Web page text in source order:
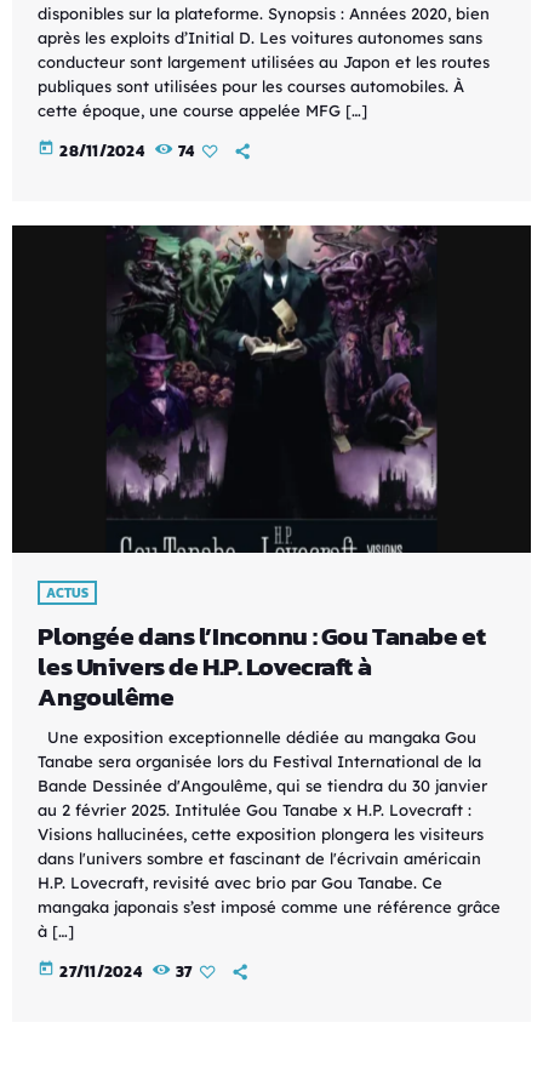
disponibles sur la plateforme. Synopsis : Années 2020, bien
après les exploits d’Initial D. Les voitures autonomes sans
conducteur sont largement utilisées au Japon et les routes
publiques sont utilisées pour les courses automobiles. À
cette époque, une course appelée MFG […]
today 28/11/2024 74
ACTUS
Plongée dans l’Inconnu : Gou Tanabe et
les Univers de H.P. Lovecraft à
Angoulême
Une exposition exceptionnelle dédiée au mangaka Gou
Tanabe sera organisée lors du Festival International de la
Bande Dessinée d'Angoulême, qui se tiendra du 30 janvier
au 2 février 2025. Intitulée Gou Tanabe x H.P. Lovecraft :
Visions hallucinées, cette exposition plongera les visiteurs
dans l'univers sombre et fascinant de l'écrivain américain
H.P. Lovecraft, revisité avec brio par Gou Tanabe. Ce
mangaka japonais s’est imposé comme une référence grâce
à […]
today 27/11/2024 37